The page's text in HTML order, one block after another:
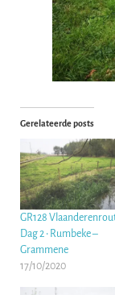
Gerelateerde posts
GR128
Dag 2 • Rumbeke –
Grammene
17/10/2020